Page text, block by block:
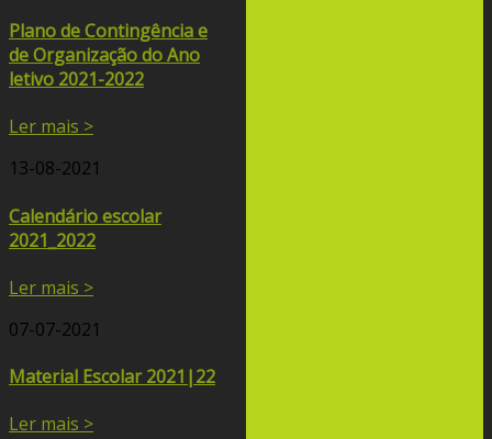
Plano de Contingência e
de Organização do Ano
letivo 2021-2022
Ler mais >
13-08-2021
Calendário escolar
2021_2022
Ler mais >
07-07-2021
Material Escolar 2021|22
Ler mais >